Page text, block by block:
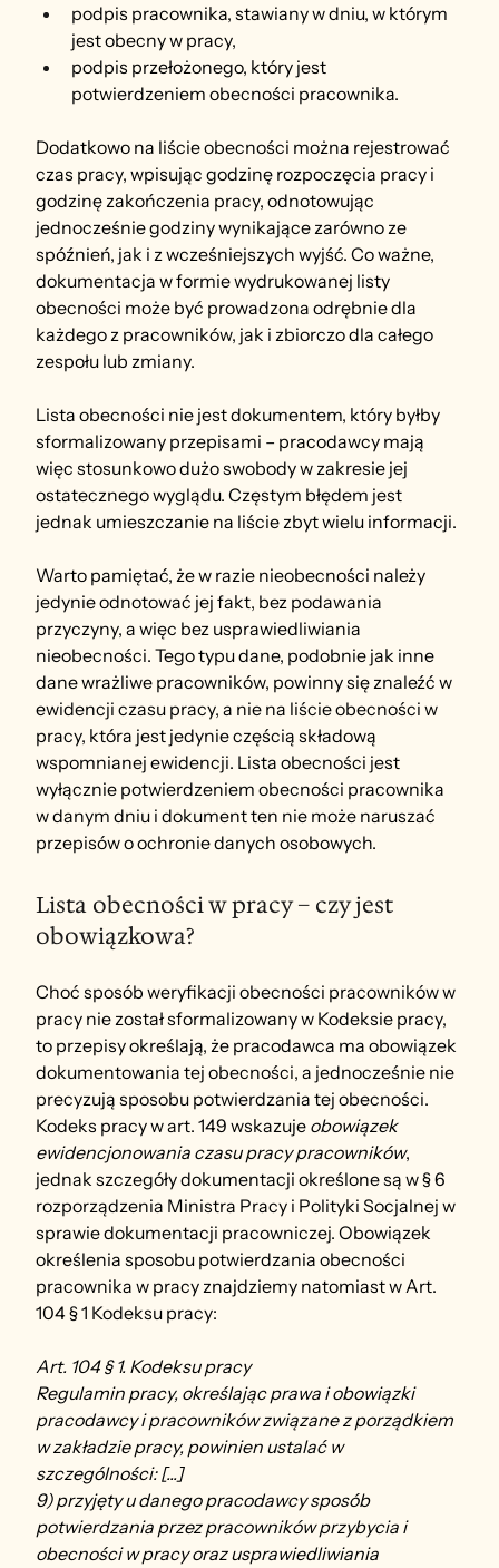
podpis pracownika, stawiany w dniu, w którym
jest obecny w pracy,
podpis przełożonego, który jest
potwierdzeniem obecności pracownika.
Dodatkowo na liście obecności można rejestrować
czas pracy, wpisując godzinę rozpoczęcia pracy i
godzinę zakończenia pracy, odnotowując
jednocześnie godziny wynikające zarówno ze
spóźnień, jak i z wcześniejszych wyjść. Co ważne,
dokumentacja w formie wydrukowanej listy
obecności może być prowadzona odrębnie dla
każdego z pracowników, jak i zbiorczo dla całego
zespołu lub zmiany.
Lista obecności nie jest dokumentem, który byłby
sformalizowany przepisami – pracodawcy mają
więc stosunkowo dużo swobody w zakresie jej
ostatecznego wyglądu. Częstym błędem jest
jednak umieszczanie na liście zbyt wielu informacji.
Warto pamiętać, że w razie nieobecności należy
jedynie odnotować jej fakt, bez podawania
przyczyny, a więc bez usprawiedliwiania
nieobecności. Tego typu dane, podobnie jak inne
dane wrażliwe pracowników, powinny się znaleźć w
ewidencji czasu pracy, a nie na liście obecności w
pracy, która jest jedynie częścią składową
wspomnianej ewidencji. Lista obecności jest
wyłącznie potwierdzeniem obecności pracownika
w danym dniu i dokument ten nie może naruszać
przepisów o ochronie danych osobowych.
Lista obecności w pracy – czy jest
obowiązkowa?
Choć sposób weryfikacji obecności pracowników w
pracy nie został sformalizowany w Kodeksie pracy,
to przepisy określają, że pracodawca ma obowiązek
dokumentowania tej obecności, a jednocześnie nie
precyzują sposobu potwierdzania tej obecności.
Kodeks pracy w art. 149 wskazuje obowiązek
ewidencjonowania czasu pracy pracowników,
jednak szczegóły dokumentacji określone są w § 6
rozporządzenia Ministra Pracy i Polityki Socjalnej w
sprawie dokumentacji pracowniczej. Obowiązek
określenia sposobu potwierdzania obecności
pracownika w pracy znajdziemy natomiast w Art.
104 § 1 Kodeksu pracy:
Art. 104 § 1. Kodeksu pracy
Regulamin pracy, określając prawa i obowiązki
pracodawcy i pracowników związane z porządkiem
w zakładzie pracy, powinien ustalać w
szczególności: [...]
9) przyjęty u danego pracodawcy sposób
potwierdzania przez pracowników przybycia i
obecności w pracy oraz usprawiedliwiania